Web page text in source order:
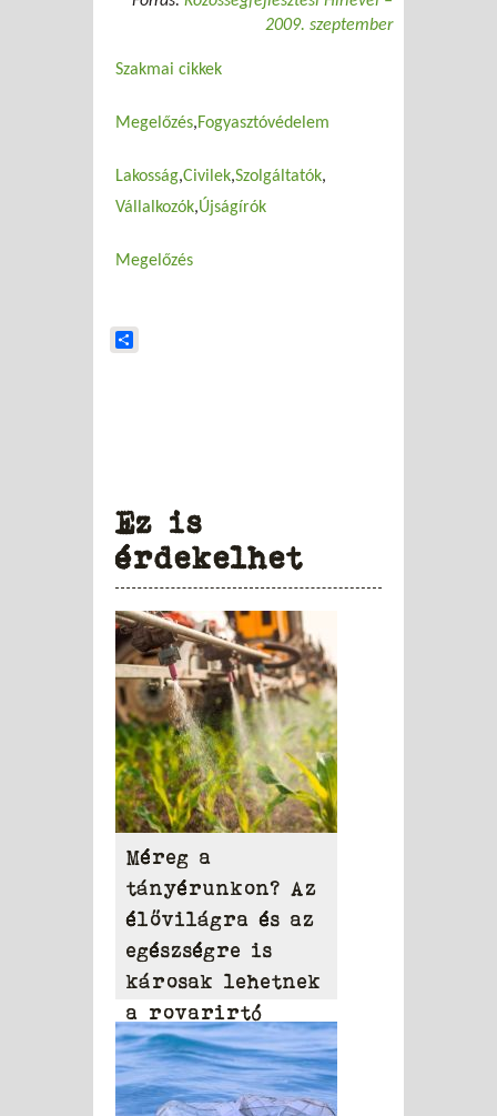
2009. szeptember
Szakmai cikkek
Megelőzés Fogyasztóvédelem
Lakosság Civilek Szolgáltatók
Vállalkozók Újságírók
Megelőzés
Ez is
érdekelhet
Méreg a
tányérunkon? Az
élővilágra és az
egészségre is
károsak lehetnek
a rovarirtó
szerek